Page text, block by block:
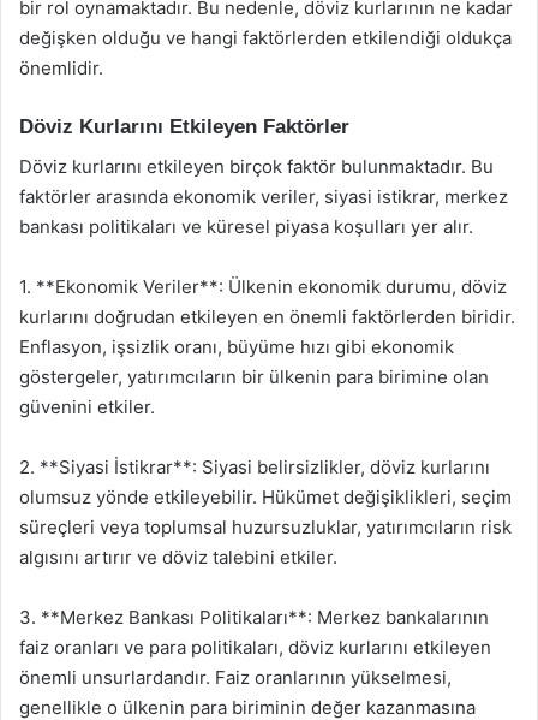
bir rol oynamaktadır. Bu nedenle, döviz kurlarının ne kadar
değişken olduğu ve hangi faktörlerden etkilendiği oldukça
önemlidir.
Döviz Kurlarını Etkileyen Faktörler
Döviz kurlarını etkileyen birçok faktör bulunmaktadır. Bu
faktörler arasında ekonomik veriler, siyasi istikrar, merkez
bankası politikaları ve küresel piyasa koşulları yer alır.
1. **Ekonomik Veriler**: Ülkenin ekonomik durumu, döviz
kurlarını doğrudan etkileyen en önemli faktörlerden biridir.
Enflasyon, işsizlik oranı, büyüme hızı gibi ekonomik
göstergeler, yatırımcıların bir ülkenin para birimine olan
güvenini etkiler.
2. **Siyasi İstikrar**: Siyasi belirsizlikler, döviz kurlarını
olumsuz yönde etkileyebilir. Hükümet değişiklikleri, seçim
süreçleri veya toplumsal huzursuzluklar, yatırımcıların risk
algısını artırır ve döviz talebini etkiler.
3. **Merkez Bankası Politikaları**: Merkez bankalarının
faiz oranları ve para politikaları, döviz kurlarını etkileyen
önemli unsurlardandır. Faiz oranlarının yükselmesi,
genellikle o ülkenin para biriminin değer kazanmasına